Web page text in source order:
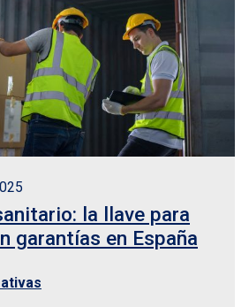
la llave para
garantías en España